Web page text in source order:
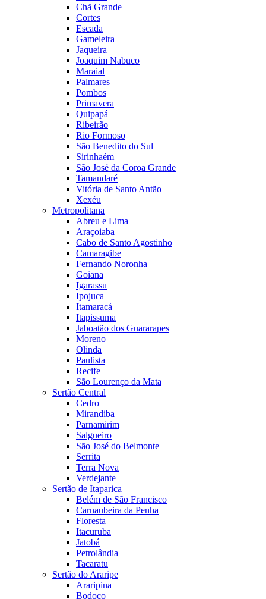
Chã Grande
Cortes
Escada
Gameleira
Jaqueira
Joaquim Nabuco
Maraial
Palmares
Pombos
Primavera
Quipapá
Ribeirão
Rio Formoso
São Benedito do Sul
Sirinhaém
São José da Coroa Grande
Tamandaré
Vitória de Santo Antão
Xexéu
Metropolitana
Abreu e Lima
Araçoiaba
Cabo de Santo Agostinho
Camaragibe
Fernando Noronha
Goiana
Igarassu
Ipojuca
Itamaracá
Itapissuma
Jaboatão dos Guararapes
Moreno
Olinda
Paulista
Recife
São Lourenço da Mata
Sertão Central
Cedro
Mirandiba
Parnamirim
Salgueiro
São José do Belmonte
Serrita
Terra Nova
Verdejante
Sertão de Itaparica
Belém de São Francisco
Carnaubeira da Penha
Floresta
Itacuruba
Jatobá
Petrolândia
Tacaratu
Sertão do Araripe
Araripina
Bodoco